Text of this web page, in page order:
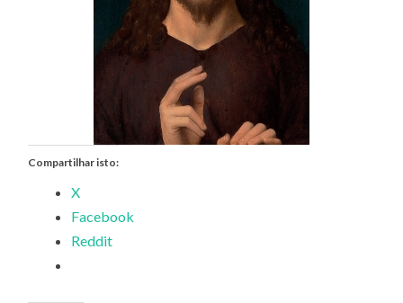
Compartilhar isto:
X
Facebook
Reddit